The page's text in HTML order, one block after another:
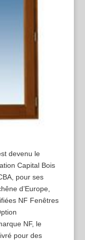
devenu le
Capital Bois
pour ses
d’Europe,
NF Fenêtres
NF, le
pour des